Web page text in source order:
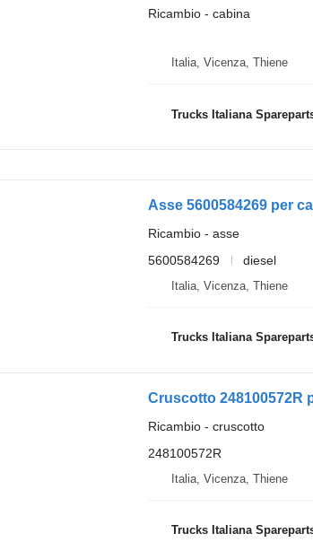
Ricambio - cabina
Italia, Vicenza, Thiene
Trucks Italiana
Asse 5600584269 per
Ricambio - asse
5600584269
diesel
Italia, Vicenza, Thiene
Trucks Italiana
Cruscotto 248100572R
Ricambio - cruscotto
248100572R
Italia, Vicenza, Thiene
Trucks Italiana